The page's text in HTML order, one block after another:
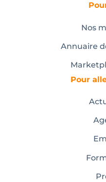
Nos
Annuaire
Pour